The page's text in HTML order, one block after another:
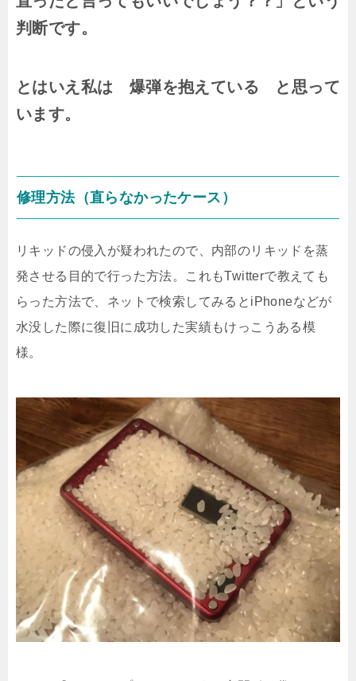
判断です。
とはいえ私は 爆弾を抱えている と思って
います。
修理方法（直らなかったケース）
リキッドの侵入が疑われたので、内部のリキッドを蒸
発させる目的で行った方法。これもTwitterで教えても
らった方法で、ネットで検索してみるとiPhoneなどが
水没した際に復旧に成功した実績もけっこうある模
様。